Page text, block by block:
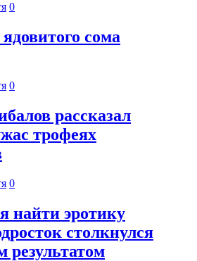
0
сома
0
рассказал
трофеях
0
найти эротику
столкнулся